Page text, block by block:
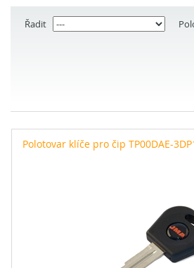
Řadit
Polotovar klíče pro čip TP00DAE-